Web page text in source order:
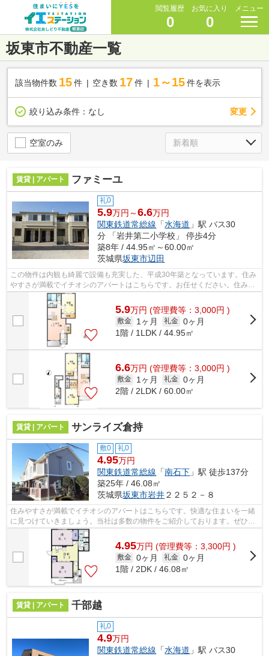
閲覧履歴
0
お気に入り
0
メニュー
坂東市不動産一覧
該当物件数 15件 空き数 17 件 1～15 件を表示
絞り込み条件： なし 変更
空室のみ
賃貸 | アパート ファミーユ
礼0
5.9万円～6.6万円
関東鉄道常総線 「水海道 」駅 バス30
分 「岩井第二小学校」 停歩4分
築8年 / 44.95㎡～60.00㎡
茨城県坂東市辺田
この物件は内観も綺麗で設備も充実した、平成30年築となっています。住み
やすさが満載でイチオシのアパートはこちらです。お任せください。住みよ
い環境を求め続けるあなたまで。たく...
5.9万円 (管理費等：3,000円 )
敷金 1ヶ月 礼金 0ヶ月
1階 / 1LDK / 44.95㎡
6.6万円 (管理費等：3,000円 )
敷金 1ヶ月 礼金 0ヶ月
2階 / 2LDK / 60.00㎡
賃貸 | アパート サンライズ倉持
敷0 礼0
4.95万円
関東鉄道常総線 「南石下 」駅 徒歩137分
築25年 / 46.08㎡
茨城県坂東市岩井２２５２－８
住みやすさが満載でイチオシのアパートはこちらです。快適な住まいを一緒
に見つけていきましょう。当社は多数の物件をご紹介しております。ぜひ一
度ホームページよりご覧ください。
4.95万円 (管理費等：3,300円 )
敷金 0ヶ月 礼金 0ヶ月
1階 / 2DK / 46.08㎡
賃貸 | アパート 千部越
礼0
4.9万円
関東鉄道常総線 「水海道 」駅 バス30